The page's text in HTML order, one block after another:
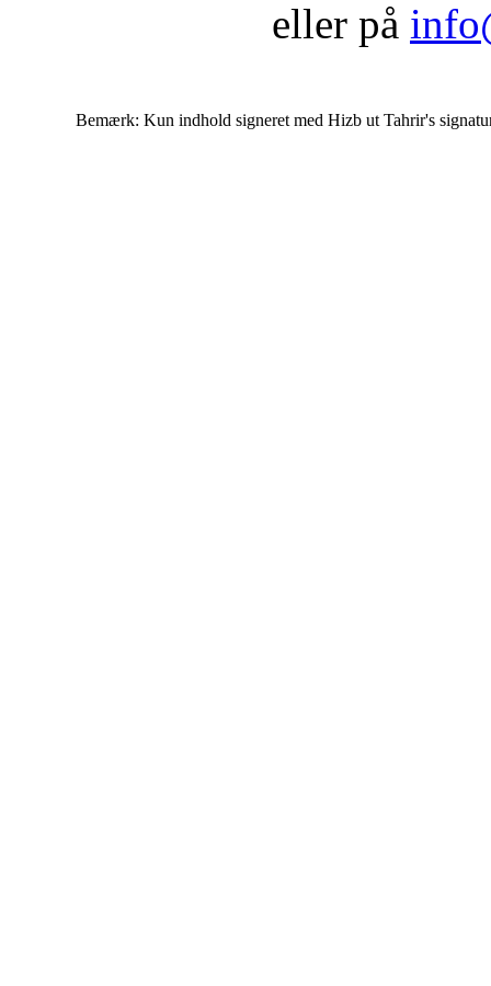
eller på
Bemærk: Kun indhold signeret med Hizb ut Tahrir's